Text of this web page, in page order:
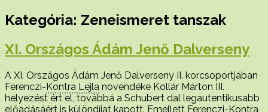
Kategória: Zeneismeret tanszak
XI. Országos Ádám Jenő Dalverseny
A XI. Országos Ádám Jenő Dalverseny II. korcsoportjában
Ferenczi-Kontra Lejla növendéke Kollár Márton III.
helyezést ért el, továbbá a Schubert dal legautentikusabb
előadásáért is különdíjat kapott. Emellett Ferenczi-Kontra